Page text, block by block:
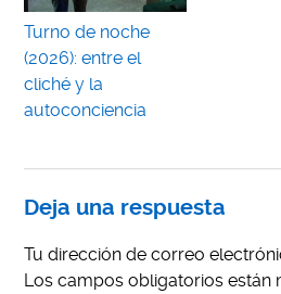
Turno de noche
(2026): entre el
cliché y la
autoconciencia
Deja una respuesta
Tu dirección de correo
Los campos obligatorios están